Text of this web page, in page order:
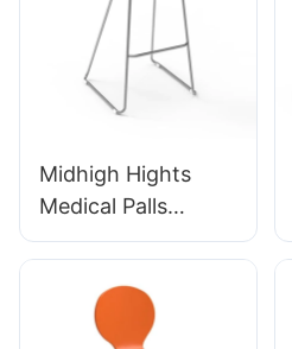
Midhigh Hights
Medical Palls
BC133 för
Ledande
stoltillverkare